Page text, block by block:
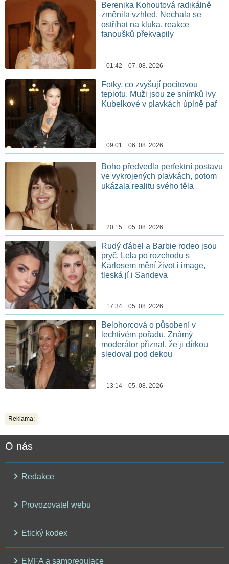
Berenika Kohoutová radikálně
změnila vzhled. Nechala se
ostříhat na kluka, reakce
fanoušků překvapily
01:42 07. 08. 2026
Fotky, co zvyšují pocitovou
teplotu. Muži jsou ze snímků Ivy
Kubelkové v plavkách úplně paf
09:01 06. 08. 2026
Boho předvedla perfektní postavu
ve vykrojených plavkách, potom
ukázala realitu svého těla
20:15 05. 08. 2026
Rudý ďábel a Barbie rodeo jsou
pryč. Lela po rozchodu s
Karlosem mění život i image,
tleská jí i Sandeva
17:34 05. 08. 2026
Belohorcová o působení v
lechtivém pořadu. Známý
moderátor přiznal, že ji dírkou
sledoval pod dekou
13:14 05. 08. 2026
Reklama:
O nás
Redakce
Provozovatel webu
Etický kodex
EMFA a samoregulace